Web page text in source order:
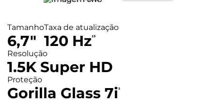
5200 mAh
Tipo de carregador:
TurboPower™ 33 W
Sensores
Tamanho
6,7″
Taxa de atualização
120 Hz¹³
Resolução
1.5K Super HD
Proteção
Gorilla Glass 7i²